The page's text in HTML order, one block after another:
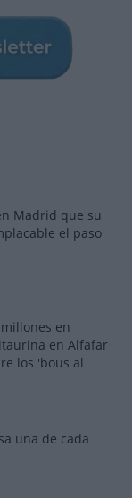
Madrid que su
el paso
en
en Alfafar
los 'bous al
una de cada